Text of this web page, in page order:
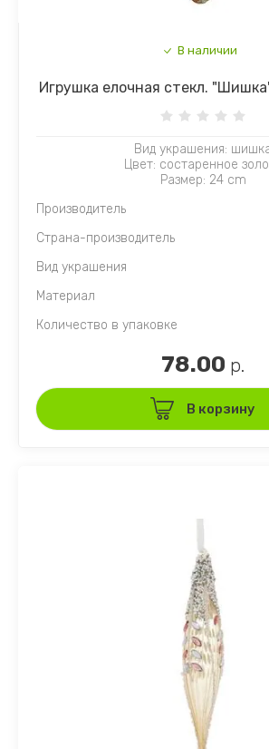
В наличии
Игрушка елочная стекл.
Вид украшения:
Цвет: состаренное
Размер: 24 cm
Производитель
Страна-производитель
Вид украшения
Материал
Количество в упаковке
78.00 р.
В корзину